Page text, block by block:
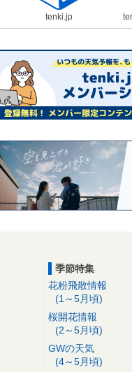
tenki.jp
季節特集
花粉飛散情報
(1～5月頃)
桜開花情報
(2～5月頃)
GWの天気
(4～5月頃)